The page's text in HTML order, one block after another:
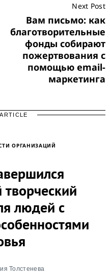
Next Post
Вам письмо: как
благотворительные
фонды собирают
пожертвования с
помощью email-
маркетинга
ОРГАНИЗАЦИЙ
людей с
Толстенева